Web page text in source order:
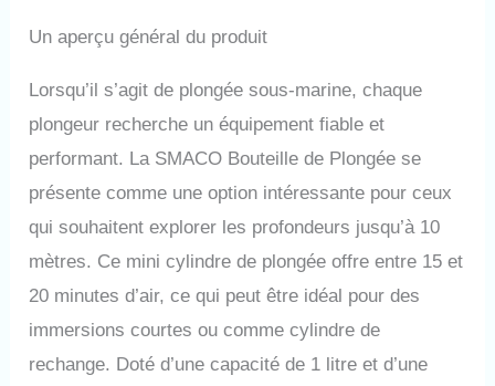
Les bouteilles de plongée
seulement à la pratique de la
plongée pour débutants (pas
plus de 5 m), mais aussi
comme source de gaz de
secours pour les plongeurs
professionnels (pas plus de 30
m). Plusieurs méthodes de
de plongée est le moyen le
plus efficace de gonfler, il suffit
remplir complètement; Si vous
avez une pompe électrique,
Un aperçu général du produit
Lorsqu’il s’agit de plongée sous-marine, chaque
plongeur recherche un équipement fiable et
performant. La SMACO Bouteille de Plongée se
présente comme une option intéressante pour ceux
qui souhaitent explorer les profondeurs jusqu’à 10
mètres. Ce mini cylindre de plongée offre entre 15 et
20 minutes d’air, ce qui peut être idéal pour des
immersions courtes ou comme cylindre de
rechange. Doté d’une capacité de 1 litre et d’une